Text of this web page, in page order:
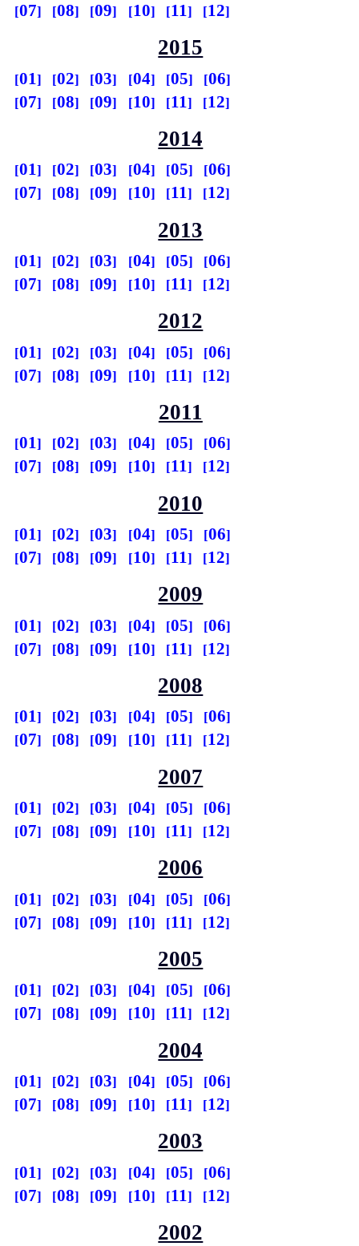
07
08 09 10 11 12
2015
01 02 03 04 05
06
07
08 09 10 11 12
2014
01 02 03 04 05
06
07
08 09 10 11 12
2013
01 02 03 04 05
06
07
08 09 10 11 12
2012
01 02 03 04 05
06
07
08 09 10 11 12
2011
01 02 03 04 05
06
07
08 09 10 11 12
2010
01 02 03 04 05
06
07
08 09 10 11 12
2009
01 02 03 04 05
06
07
08 09 10 11 12
2008
01 02 03 04 05
06
07
08 09 10 11 12
2007
01 02 03 04 05
06
07
08 09 10 11 12
2006
01 02 03 04 05
06
07
08 09 10 11 12
2005
01 02 03 04 05
06
07
08 09 10 11 12
2004
01 02 03 04 05
06
07
08 09 10 11 12
2003
01 02 03 04 05
06
07
08 09 10 11 12
2002